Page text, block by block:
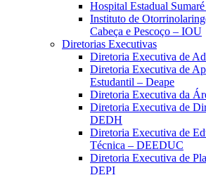
Hospital Estadual
Instituto de
Cabeça e Pescoço – IOU
Diretorias Executivas
Diretoria Executiva de
Diretoria Executiva de
Estudantil – Deape
Diretoria Executiva da
Diretoria Executiva de
DEDH
Diretoria Executiva de
Técnica – DEEDUC
Diretoria Executiva de
DEPI